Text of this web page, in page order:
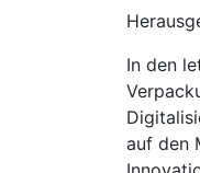
In den
auf den